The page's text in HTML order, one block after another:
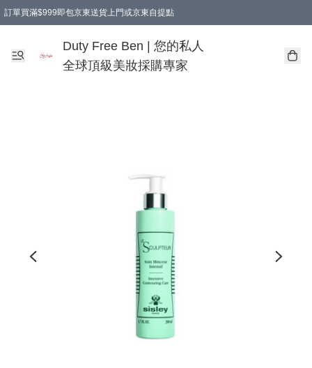
訂單買滿$999即包京東送貨上門或京東自提點
Duty Free Ben | 您的私人
全球頂級美妝採購專家